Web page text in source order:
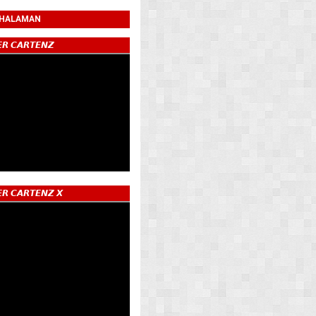
𝘾𝘼𝙍𝙏𝙀𝙉𝙕
𝘾𝘼𝙍𝙏𝙀𝙉𝙕 𝙓